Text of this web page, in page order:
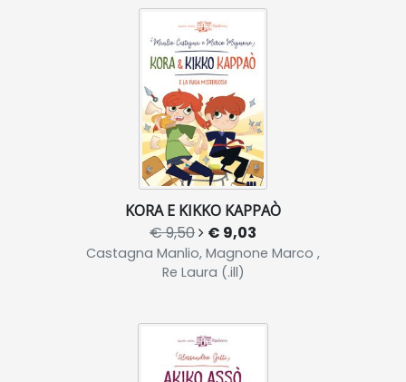
KORA E KIKKO KAPPAÒ
€ 9,50 € 9,03
Castagna Manlio, Magnone Marco ,
Re Laura (.ill)